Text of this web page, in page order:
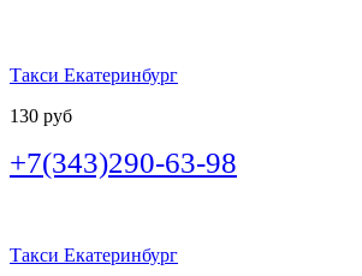
Такси Екатеринбург
130 руб
+7(343)290-63-98
Такси Екатеринбург